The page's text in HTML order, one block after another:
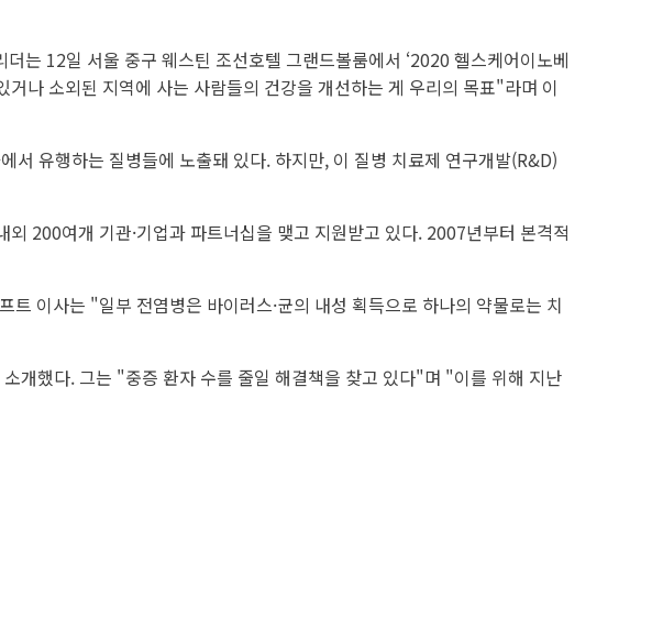
는 12일 서울 중구 웨스틴 조선호텔 그랜드볼룸에서 ‘2020 헬스케어이노베
나 소외된 지역에 사는 사람들의 건강을 개선하는 게 우리의 목표"라며 이
유행하는 질병들에 노출돼 있다. 하지만, 이 질병 치료제 연구개발(R&D)
200여개 기관·기업과 파트너십을 맺고 지원받고 있다. 2007년부터 본격적
이사는 "일부 전염병은 바이러스·균의 내성 획득으로 하나의 약물로는 치
개했다. 그는 "중증 환자 수를 줄일 해결책을 찾고 있다"며 "이를 위해 지난